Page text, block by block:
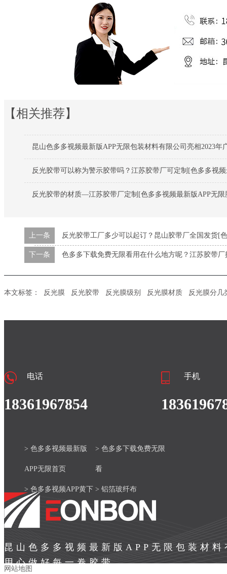
【相关推荐】
昆山色多多视频最新版APP无限包装材料有限公司亮相2023年
反光胶带可以称为警示胶带吗？江苏胶带厂可定制[色多多视
反光胶带的材质—江苏胶带厂定制[色多多视频最新版APP无限
上一条 反光胶带工厂多少可以起订？昆山胶带厂全国发货[
下一条 色多多下载免费无限看用在什么地方呢？江苏胶带
本文标签： 反光膜 反光胶带 反光膜级别 反光膜材质 反光膜分几
电话
18361967854
手机
> 色多多视频最新版
APP无限首页
> 色多多下载免费无限
看
> 色多多视频APP黄下
载安装官网
> 铝箔玻纤布
> 产品中心
> 色多多视频最新版
APP无限案例 > 关于色多多视频最新
昆山色多多视频最新版APP无限包装材
用心做好每一卷胶带
网站地图